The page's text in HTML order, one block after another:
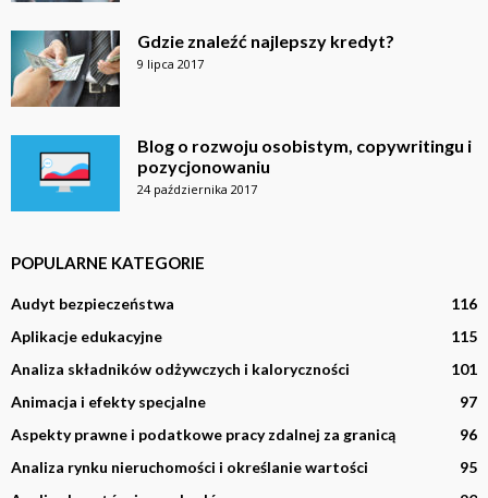
Gdzie znaleźć najlepszy kredyt?
9 lipca 2017
Blog o rozwoju osobistym, copywritingu i
pozycjonowaniu
24 października 2017
POPULARNE KATEGORIE
Audyt bezpieczeństwa
116
Aplikacje edukacyjne
115
Analiza składników odżywczych i kaloryczności
101
Animacja i efekty specjalne
97
Aspekty prawne i podatkowe pracy zdalnej za granicą
96
Analiza rynku nieruchomości i określanie wartości
95